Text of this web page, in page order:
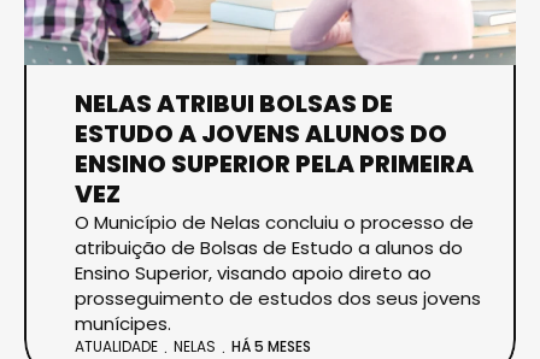
NELAS ATRIBUI BOLSAS DE
ESTUDO A JOVENS ALUNOS DO
ENSINO SUPERIOR PELA PRIMEIRA
VEZ
O Município de Nelas concluiu o processo de
atribuição de Bolsas de Estudo a alunos do
Ensino Superior, visando apoio direto ao
prosseguimento de estudos dos seus jovens
munícipes.
ATUALIDADE NELAS HÁ 5 MESES